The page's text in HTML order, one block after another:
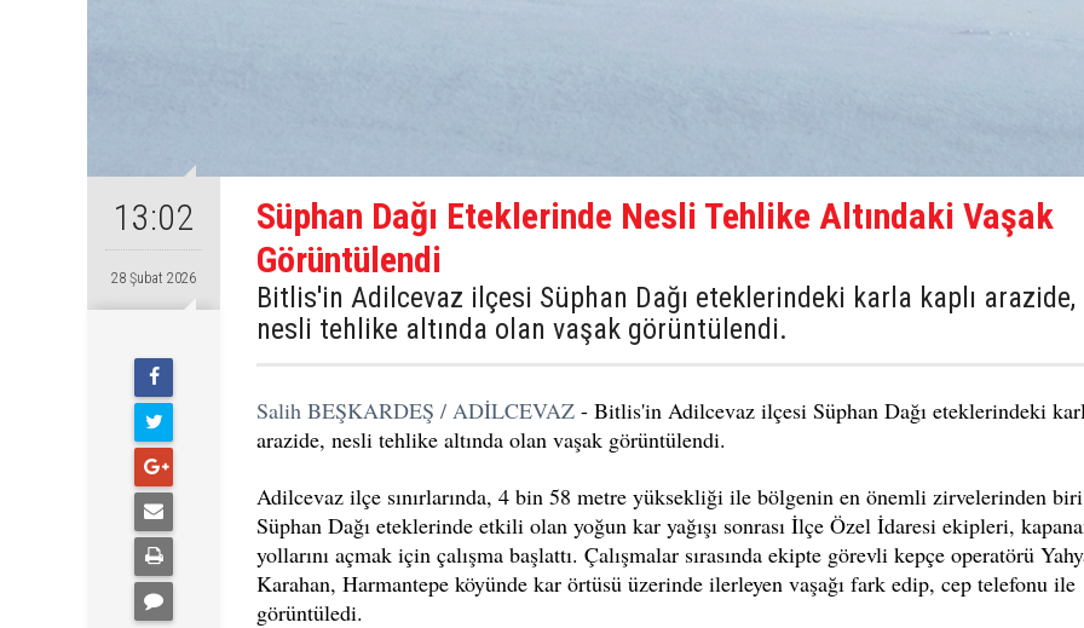
13:02
28 Şubat 2026
Süphan Dağı Eteklerinde Nesli Tehlike Altındaki Vaşak
Görüntülendi
Bitlis'in Adilcevaz ilçesi Süphan Dağı eteklerindeki karla kaplı arazide,
nesli tehlike altında olan vaşak görüntülendi.
Salih BEŞKARDEŞ / ADİLCEVAZ - Bitlis'in Adilcevaz ilçesi Süphan Dağı eteklerindeki
arazide, nesli tehlike altında olan vaşak görüntülendi.
Adilcevaz ilçe sınırlarında, 4 bin 58 metre yüksekliği ile bölgenin en önemli zirvelerinden
Süphan Dağı eteklerinde etkili olan yoğun kar yağışı sonrası İlçe Özel İdaresi ekipleri,
yollarını açmak için çalışma başlattı. Çalışmalar sırasında ekipte görevli kepçe operatörü
Karahan, Harmantepe köyünde kar örtüsü üzerinde ilerleyen vaşağı fark edip, cep telefonu ile
görüntüledi.